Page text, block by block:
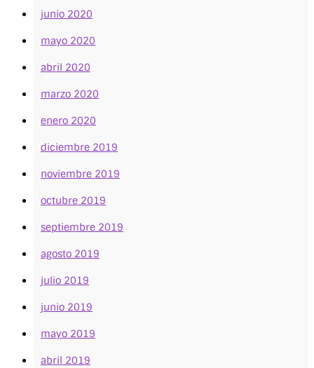
junio 2020
mayo 2020
abril 2020
marzo 2020
enero 2020
diciembre 2019
noviembre 2019
octubre 2019
septiembre 2019
agosto 2019
julio 2019
junio 2019
mayo 2019
abril 2019